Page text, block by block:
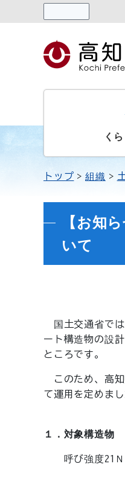
く
トップ 組織
【お知
いて
国土交通省では
ート構造物の設
ところです。
このため、高知
て運用を定めま
１．対象構造物
呼び強度21Ｎ/